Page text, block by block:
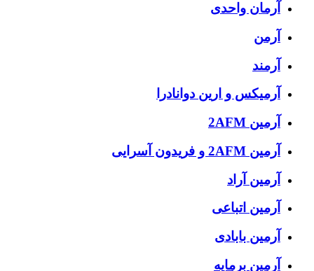
آرمان واحدی
آرمن
آرمند
آرمیکس و ارین دوانادرا
آرمین 2AFM
آرمین 2AFM و فریدون آسرایی
آرمین آراد
آرمین اتباعی
آرمین بابادی
آرمین برمایه